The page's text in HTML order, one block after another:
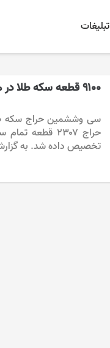
تبلیغات
۹۱۰۰ قطعه سکه طلا در مرکز مبادله ایران معامله شد
تخصیص داده شد. به